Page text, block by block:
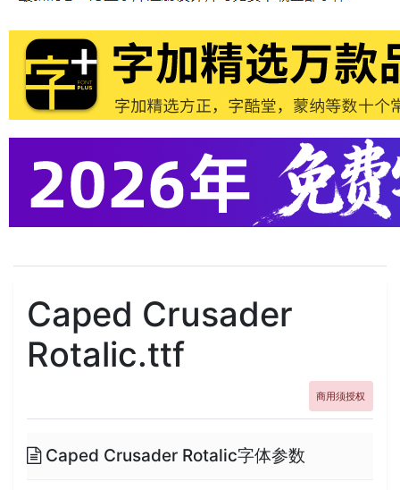
Caped Crusader
Rotalic.ttf
商用须授权
Caped Crusader Rotalic字体参数